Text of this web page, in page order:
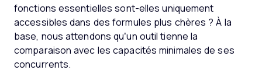
fonctions essentielles sont-elles uniquement
accessibles dans des formules plus chères ? À la
base, nous attendons qu’un outil tienne la
comparaison avec les capacités minimales de ses
concurrents.